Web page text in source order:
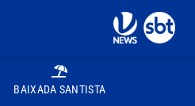
BAIXADA SANTISTA